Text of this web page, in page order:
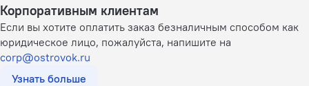
Корпоративным клиентам
Если вы хотите оплатить заказ безналичным способом как
юридическое лицо, пожалуйста, напишите на
corp@ostrovok.ru
Узнать больше